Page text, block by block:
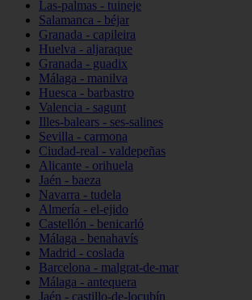
Las-palmas - tuineje
Salamanca - béjar
Granada - capileira
Huelva - aljaraque
Granada - guadix
Málaga - manilva
Huesca - barbastro
Valencia - sagunt
Illes-balears - ses-salines
Sevilla - carmona
Ciudad-real - valdepeñas
Alicante - orihuela
Jaén - baeza
Navarra - tudela
Almería - el-ejido
Castellón - benicarló
Málaga - benahavís
Madrid - coslada
Barcelona - malgrat-de-mar
Málaga - antequera
Jaén - castillo-de-locubín